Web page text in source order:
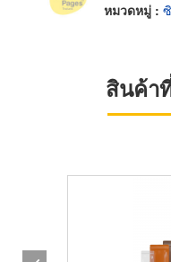
หมวดหมู่ :
สินค้า